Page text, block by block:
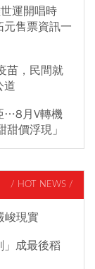
運開唱時
元售票資訊一
苗，民間就
道
…8月V轉機
價浮現」
/ HOT NEWS /
峻現實
」成最後稻